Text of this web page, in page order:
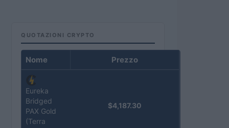
QUOTAZIONI CRYPTO
Nome Prezzo
Eureka
Bridged
PAX Gold
(Terra
$4,187.30